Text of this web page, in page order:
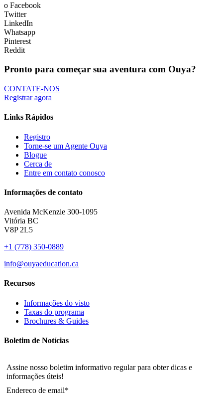
o Facebook
Twitter
LinkedIn
Whatsapp
Pinterest
Reddit
Pronto para começar sua aventura com Ouya?
CONTATE-NOS
Registrar agora
Links Rápidos
Registro
Torne-se um Agente Ouya
Blogue
Cerca de
Entre em contato conosco
Informações de contato
Avenida McKenzie 300-1095
Vitória BC
V8P 2L5
+1 (778) 350-0889
info@ouyaeducation.ca
Recursos
Informações do visto
Taxas do programa
Brochures & Guides
Boletim de Notícias
Assine nosso boletim informativo regular para obter dicas e
informações úteis!
Endereço de email*